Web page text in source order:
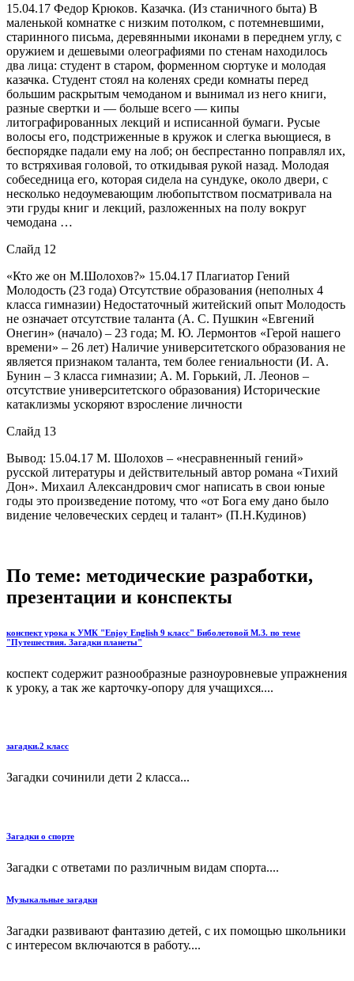
15.04.17 Федор Крюков. Казачка. (Из станичного быта) В
маленькой комнатке с низким потолком, с потемневшими,
старинного письма, деревянными иконами в переднем углу, с
оружием и дешевыми олеографиями по стенам находилось
два лица: студент в старом, форменном сюртуке и молодая
казачка. Студент стоял на коленях среди комнаты перед
большим раскрытым чемоданом и вынимал из него книги,
разные свертки и — больше всего — кипы
литографированных лекций и исписанной бумаги. Русые
волосы его, подстриженные в кружок и слегка вьющиеся, в
беспорядке падали ему на лоб; он беспрестанно поправлял их,
то встряхивая головой, то откидывая рукой назад. Молодая
собеседница его, которая сидела на сундуке, около двери, с
несколько недоумевающим любопытством посматривала на
эти груды книг и лекций, разложенных на полу вокруг
чемодана …
Слайд 12
«Кто же он М.Шолохов?» 15.04.17 Плагиатор Гений
Молодость (23 года) Отсутствие образования (неполных 4
класса гимназии) Недостаточный житейский опыт Молодость
не означает отсутствие таланта (А. С. Пушкин «Евгений
Онегин» (начало) – 23 года; М. Ю. Лермонтов «Герой нашего
времени» – 26 лет) Наличие университетского образования не
является признаком таланта, тем более гениальности (И. А.
Бунин – 3 класса гимназии; А. М. Горький, Л. Леонов –
отсутствие университетского образования) Исторические
катаклизмы ускоряют взросление личности
Слайд 13
Вывод: 15.04.17 М. Шолохов – «несравненный гений»
русской литературы и действительный автор романа «Тихий
Дон». Михаил Александрович смог написать в свои юные
годы это произведение потому, что «от Бога ему дано было
видение человеческих сердец и талант» (П.Н.Кудинов)
По теме: методические разработки,
презентации и конспекты
конспект урока к УМК "Enjoy English 9 класс" Биболетовой М.З. по теме
"Путешествия. Загадки планеты"
коспект содержит разнообразные разноуровневые упражнения
к уроку, а так же карточку-опору для учащихся....
загадки.2 класс
Загадки сочинили дети 2 класса...
Загадки о спорте
Загадки с ответами по различным видам спорта....
Музыкальные загадки
Загадки развивают фантазию детей, с их помощью школьники
с интересом включаются в работу....